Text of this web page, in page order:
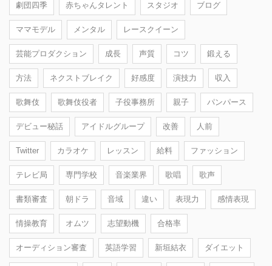
劇団四季 赤ちゃんタレント スタジオ ブログ
ママモデル メンタル レースクイーン
芸能プロダクション 成長 声質 コツ 鍛える
方法 ネクストブレイク 好感度 演技力 収入
歌舞伎 歌舞伎役者 子役事務所 親子 パンパース
デビュー秘話 アイドルグループ 改善 人前
Twitter カラオケ レッスン 給料 ファッション
テレビ局 専門学校 音楽業界 歌唱 歌声
書類審査 朝ドラ 音域 違い 表現力 感情表現
情操教育 オムツ 志望動機 合格率
オーディション審査 英語学習 新垣結衣 ダイエット